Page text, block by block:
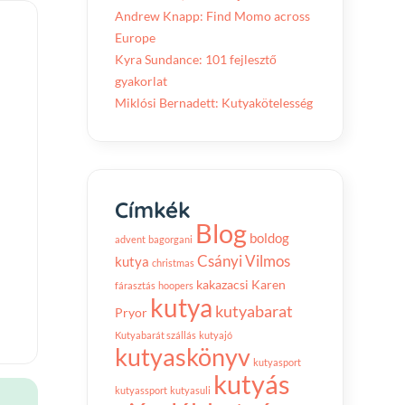
Andrew Knapp: Find Momo across
Europe
Kyra Sundance: 101 fejlesztő
gyakorlat
Miklósi Bernadett: Kutyakötelesség
Címkék
advent bagorgani Blog boldog
kutya christmas Csányi Vilmos
fárasztás hoopers kakazacsi Karen
Pryor kutya kutyabarat
Kutyabarát szállás kutyajó
kutyaskönyv kutyasport
kutyassport kutyasuli kutyás